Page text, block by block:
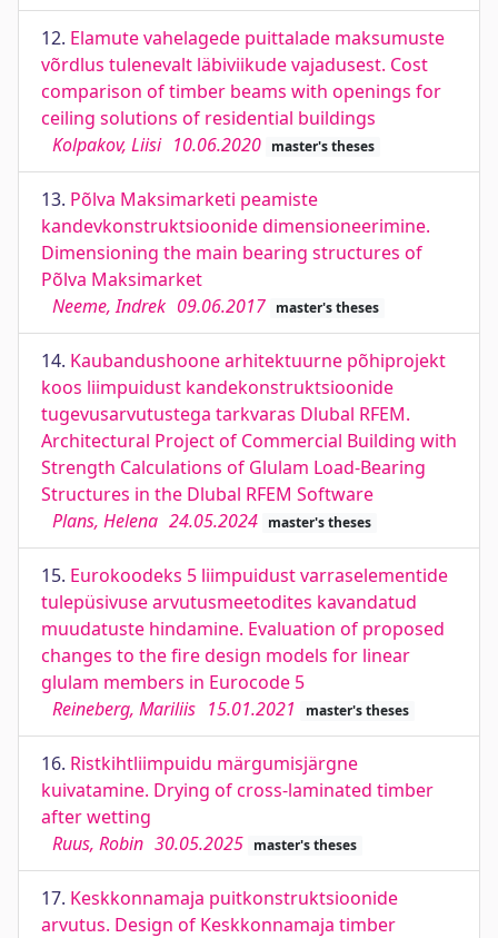
12. Elamute vahelagede puittalade maksumuste
võrdlus tulenevalt läbiviikude vajadusest. Cost
comparison of timber beams with openings for
ceiling solutions of residential buildings
Kolpakov, Liisi 10.06.2020 master's theses
13. Põlva Maksimarketi peamiste
kandevkonstruktsioonide dimensioneerimine.
Dimensioning the main bearing structures of
Põlva Maksimarket
Neeme, Indrek 09.06.2017 master's theses
14. Kaubandushoone arhitektuurne põhiprojekt
koos liimpuidust kandekonstruktsioonide
tugevusarvutustega tarkvaras Dlubal RFEM.
Architectural Project of Commercial Building with
Strength Calculations of Glulam Load-Bearing
Structures in the Dlubal RFEM Software
Plans, Helena 24.05.2024 master's theses
15. Eurokoodeks 5 liimpuidust varraselementide
tulepüsivuse arvutusmeetodites kavandatud
muudatuste hindamine. Evaluation of proposed
changes to the fire design models for linear
glulam members in Eurocode 5
Reineberg, Mariliis 15.01.2021 master's theses
16. Ristkihtliimpuidu märgumisjärgne
kuivatamine. Drying of cross-laminated timber
after wetting
Ruus, Robin 30.05.2025 master's theses
17. Keskkonnamaja puitkonstruktsioonide
arvutus. Design of Keskkonnamaja timber